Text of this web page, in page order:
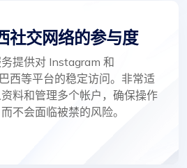
社交网络的参与度
提供对 Instagram 和
西等平台的稳定访问。非常适
料和管理多个帐户，确保操作
不会面临被禁的风险。